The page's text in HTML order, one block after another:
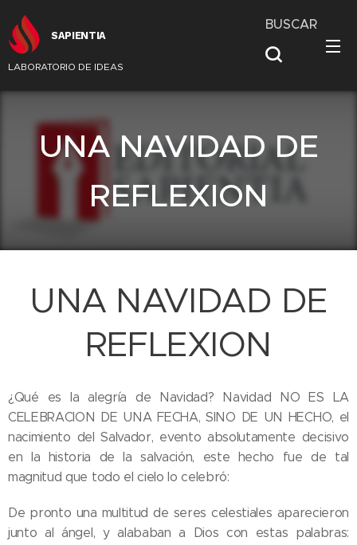
SAPIENTIA
LABORATORIO DE IDEAS
BUSCAR
UNA NAVIDAD DE
REFLEXION
UNA NAVIDAD DE
REFLEXION
¿Qué es la alegría de Navidad? Navidad NO ES LA
CELEBRACION DE UNA FECHA, SINO DE UN HECHO, el
nacimiento del Salvador, evento absolutamente decisivo
en la historia de la salvación, este hecho fue de tal
magnitud que todo el cielo lo celebró:
De pronto una multitud de seres celestiales aparecieron
junto al ángel, y alababan a Dios con estas palabras: